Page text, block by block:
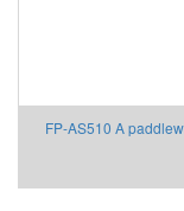
FP-AS510 A